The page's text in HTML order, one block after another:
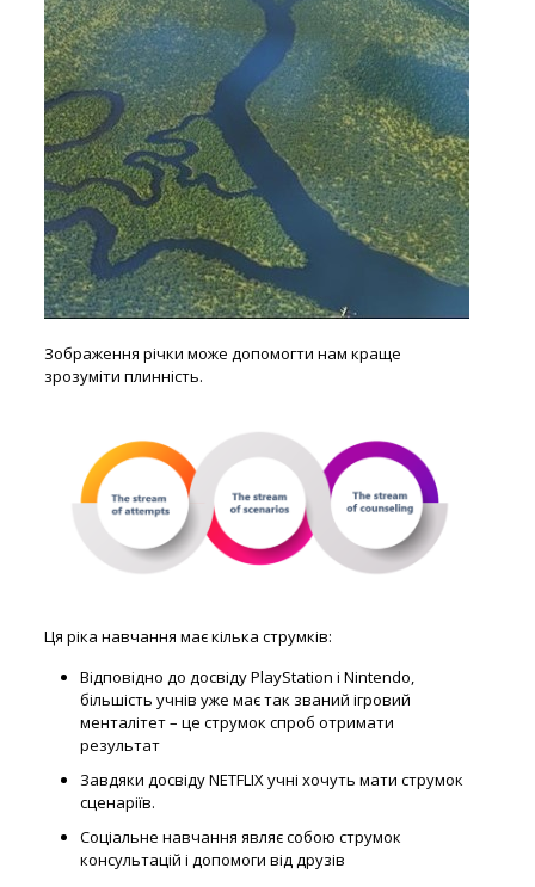
Зображення річки може допомогти нам краще
зрозуміти плинність.
Ця ріка навчання має кілька струмків:
Відповідно до досвіду PlayStation і Nintendo,
більшість учнів уже має так званий ігровий
менталітет – це струмок спроб отримати
результат
Завдяки досвіду NETFLIX учні хочуть мати струмок
сценаріїв.
Соціальне навчання являє собою струмок
консультацій і допомоги від друзів